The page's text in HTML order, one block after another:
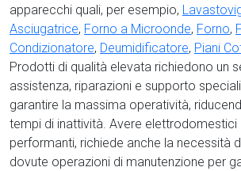
apparecchi quali, per esempio,
Asciugatrice, Forno a Microonde, Forno,
Condizionatore, Deumidificatore, Piani
Prodotti di qualità elevata richiedono un
assistenza, riparazioni e supporto
garantire la massima operatività,
tempi di inattività. Avere elettrodomestici
performanti, richiede anche la necessità
dovute operazioni di manutenzione per